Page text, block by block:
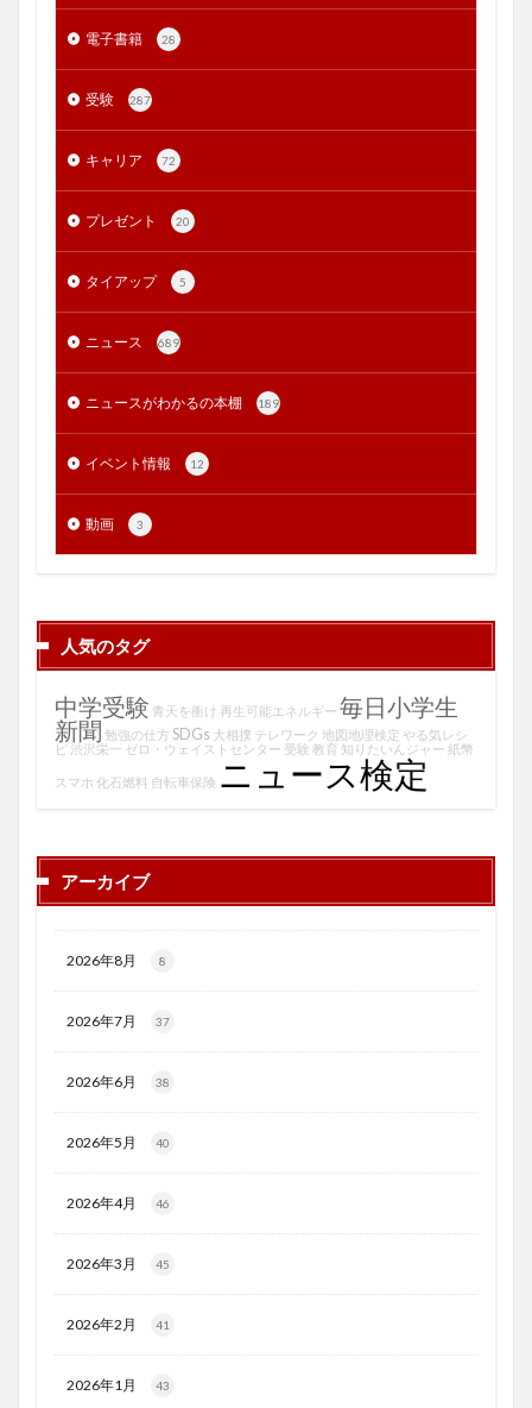
電子書籍 28
受験 287
キャリア 72
プレゼント 20
タイアップ 5
ニュース 689
ニュースがわかるの本棚 189
イベント情報 12
動画 3
人気のタグ
中学受験 青天を衝け 再生可能エネルギー 毎日小学生
新聞 勉強の仕方 SDGs 大相撲 テレワーク 地図地理検定 やる気レシ
ピ 渋沢栄一 ゼロ・ウェイストセンター 受験 教育 知りたいんジャー 紙幣
スマホ 化石燃料 自転車保険 ニュース検定
アーカイブ
2026年8月 8
2026年7月 37
2026年6月 38
2026年5月 40
2026年4月 46
2026年3月 45
2026年2月 41
2026年1月 43